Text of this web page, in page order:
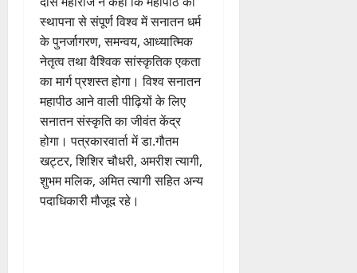
स्थापना से संपूर्ण विश्व में सनातन धर्म
के पुनर्जागरण, समन्वय, आध्यात्मिक
नेतृत्व तथा वैश्विक सांस्कृतिक एकता
का मार्ग प्रशस्त होगा। विश्व सनातन
महापीठ आने वाली पीढ़ियों के लिए
सनातन संस्कृति का जीवंत केंद्र
होगा। पत्रकारवार्ता में डा.गौतम
खट्टर, शिशिर चौधरी, अमरीश त्यागी,
शुभम मलिक, अमित त्यागी सहित अन्य
पदाधिकारी मौजूद रहे।